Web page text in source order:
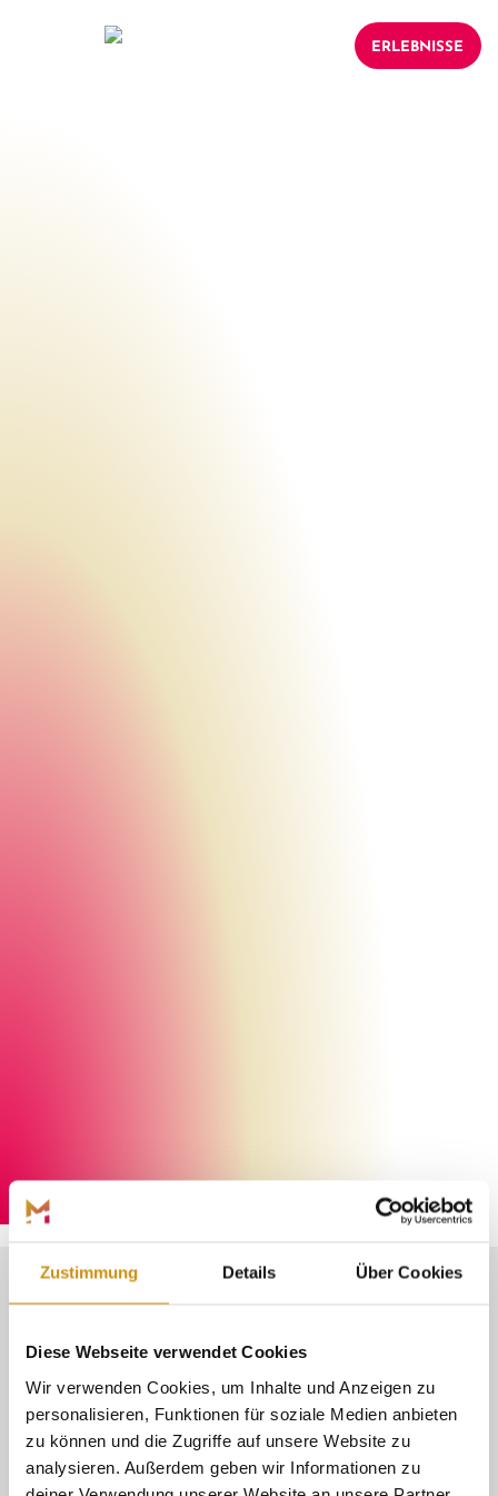
Zustimmung Details Über Cookies
Diese Webseite verwendet Cookies
Wir verwenden Cookies, um Inhalte und Anzeigen zu
personalisieren, Funktionen für soziale Medien anbieten
zu können und die Zugriffe auf unsere Website zu
analysieren. Außerdem geben wir Informationen zu
ERLEBNISSE
MITTELALTERLICHER
CHARME UND
MODERNES FLAIR